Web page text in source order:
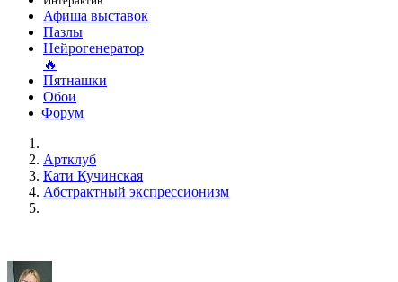
Афиша выставок
Пазлы
Нейрогенератор
🔥
Пятнашки
Обои
Форум
Артклуб
Кати Кучинская
Абстрактный экспрессионизм